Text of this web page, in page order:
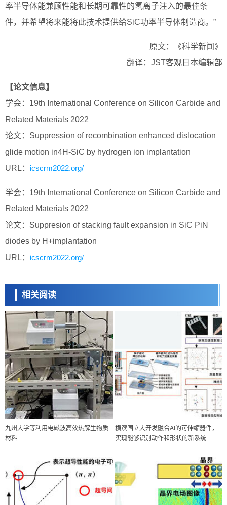
率半导体能兼顾性能和长期可靠性的氢离子注入的最佳条
件，并希望将来能将此技术提供给SiC功率半导体制造商。”
原文：《科学新闻》
翻译：JST客观日本编辑部
【论文信息】
学会：19th International Conference on Silicon Carbide and
Related Materials 2022
论文：Suppression of recombination enhanced dislocation
glide motion in4H-SiC by hydrogen ion implantation
URL： icscrm2022.org/
学会：19th International Conference on Silicon Carbide and
Related Materials 2022
论文：Suppresion of stacking fault expansion in SiC PiN
diodes by H+implantation
URL： icscrm2022.org/
相关阅读
九州大学等利用电磁波高效热解生物质
材料
横滨国立大开发融合AI的可伸缩器件，
实现能够识别动作和形状的新系统